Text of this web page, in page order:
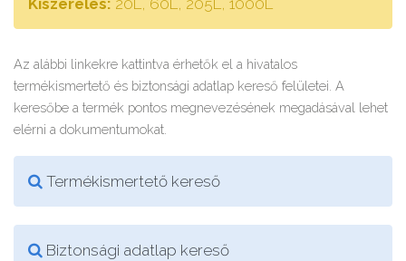
Kiszerelés: 20L, 60L, 205L, 1000L
Az alábbi linkekre kattintva érhetők el a hivatalos
termékismertető és biztonsági adatlap kereső felületei. A
keresőbe a termék pontos megnevezésének megadásával lehet
elérni a dokumentumokat.
Termékismertető kereső
Biztonsági adatlap kereső